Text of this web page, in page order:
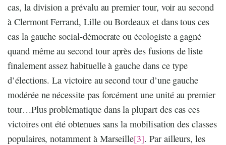
cas, la division a prévalu au premier tour, voir au second
à Clermont Ferrand, Lille ou Bordeaux et dans tous ces
cas la gauche social-démocrate ou écologiste a gagné
quand même au second tour après des fusions de liste
finalement assez habituelle à gauche dans ce type
d’élections. La victoire au second tour d’une gauche
modérée ne nécessite pas forcément une unité au premier
tour…Plus problématique dans la plupart des cas ces
victoires ont été obtenues sans la mobilisation des classes
populaires, notamment à Marseille[3]. Par ailleurs, les